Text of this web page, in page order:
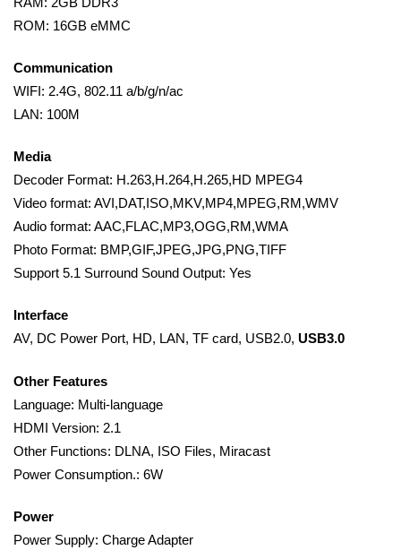
ROM: 16GB eMMC
Communication
WIFI: 2.4G, 802.11 a/b/g/n/ac
LAN: 100M
Media
Decoder Format: H.263,H.264,H.265,HD MPEG4
Video format: AVI,DAT,ISO,MKV,MP4,MPEG,RM,WMV
Audio format: AAC,FLAC,MP3,OGG,RM,WMA
Photo Format: BMP,GIF,JPEG,JPG,PNG,TIFF
Support 5.1 Surround Sound Output: Yes
Interface
AV, DC Power Port, HD, LAN, TF card, USB2.0, USB3.0
Other Features
Language: Multi-language
HDMI Version: 2.1
Other Functions: DLNA, ISO Files, Miracast
Power Consumption.: 6W
Power
Power Supply: Charge Adapter